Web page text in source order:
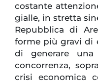
costante
gialle, in stretta
Repubblica di
forme più gravi di
di generare una
concorrenza,
crisi economica